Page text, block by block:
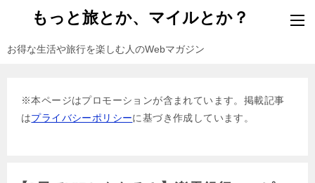
もっと旅とか、マイルとか？
お得な生活や旅行を楽しむ人のWebマガジン
※本ページはプロモーションが含まれています。掲載記事
はプライバシーポリシーに基づき作成しています。